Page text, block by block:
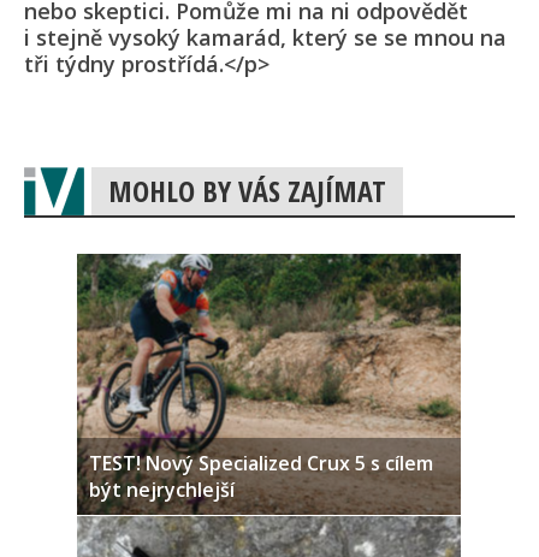
nebo skeptici. Pomůže mi na ni odpovědět
i stejně vysoký kamarád, který se se mnou na
tři týdny prostřídá.</p>
MOHLO BY VÁS ZAJÍMAT
TEST! Nový Specialized Crux 5 s cílem
být nejrychlejší